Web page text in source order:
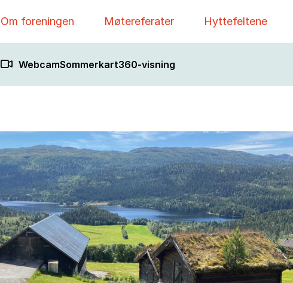
Om foreningen Møtereferater Hyttefeltene
WebcamSommerkart360-visning